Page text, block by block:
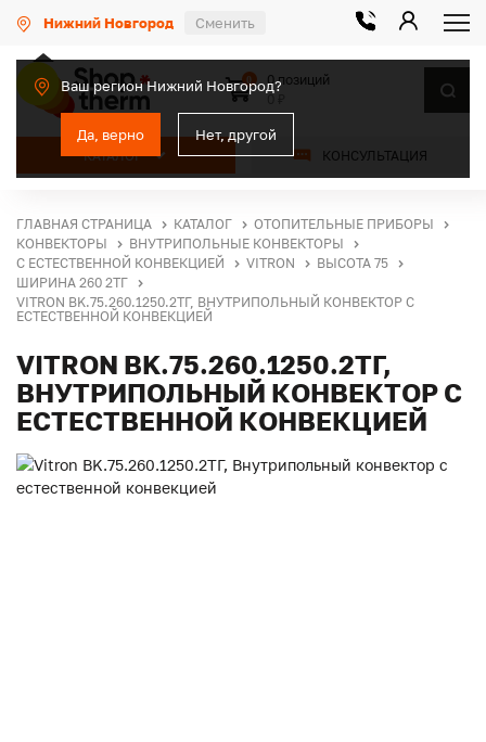
Нижний Новгород Сменить
Ваш регион Нижний Новгород?
Да, верно Нет, другой
КАТАЛОГ КОНСУЛЬТАЦИЯ
0
0 позиций
ГЛАВНАЯ СТРАНИЦА КАТАЛОГ
ОТОПИТЕЛЬНЫЕ ПРИБОРЫ
КОНВЕКТОРЫ
ВНУТРИПОЛЬНЫЕ КОНВЕКТОРЫ
С ЕСТЕСТВЕННОЙ КОНВЕКЦИЕЙ
VITRON
ВЫСОТА 75
ШИРИНА 260 2ТГ
VITRON BK.75.260.1250.2ТГ, ВНУТРИПОЛЬНЫЙ КОНВЕКТОР С
ЕСТЕСТВЕННОЙ КОНВЕКЦИЕЙ
VITRON BK.75.260.1250.2ТГ,
ВНУТРИПОЛЬНЫЙ КОНВЕКТОР С
ЕСТЕСТВЕННОЙ КОНВЕКЦИЕЙ